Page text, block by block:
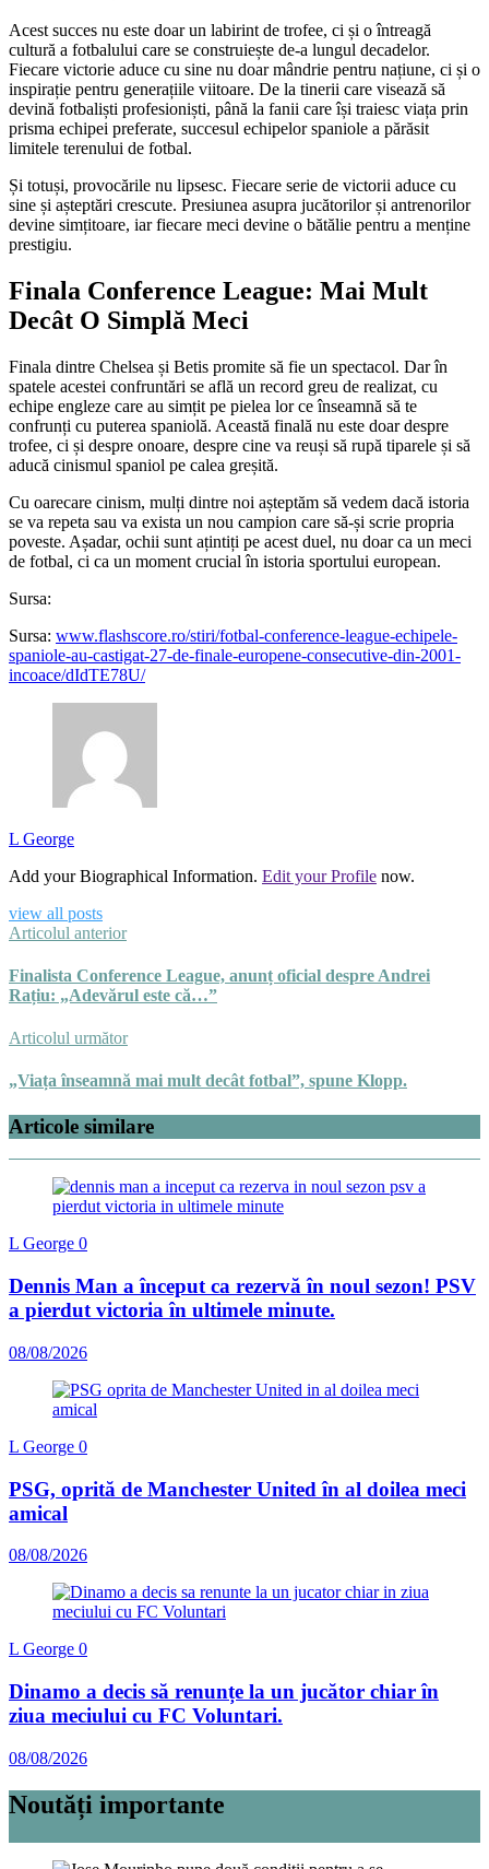
Acest succes nu este doar un labirint de trofee, ci și o întreagă
cultură a fotbalului care se construiește de-a lungul decadelor.
Fiecare victorie aduce cu sine nu doar mândrie pentru națiune, ci și o
inspirație pentru generațiile viitoare. De la tinerii care visează să
devină fotbaliști profesioniști, până la fanii care își traiesc viața prin
prisma echipei preferate, succesul echipelor spaniole a părăsit
limitele terenului de fotbal.
Și totuși, provocările nu lipsesc. Fiecare serie de victorii aduce cu
sine și așteptări crescute. Presiunea asupra jucătorilor și antrenorilor
devine simțitoare, iar fiecare meci devine o bătălie pentru a menține
prestigiu.
Finala Conference League: Mai Mult
Decât O Simplă Meci
Finala dintre Chelsea și Betis promite să fie un spectacol. Dar în
spatele acestei confruntări se află un record greu de realizat, cu
echipe engleze care au simțit pe pielea lor ce înseamnă să te
confrunți cu puterea spaniolă. Această finală nu este doar despre
trofee, ci și despre onoare, despre cine va reuși să rupă tiparele și să
aducă cinismul spaniol pe calea greșită.
Cu oarecare cinism, mulți dintre noi așteptăm să vedem dacă istoria
se va repeta sau va exista un nou campion care să-și scrie propria
poveste. Așadar, ochii sunt ațintiți pe acest duel, nu doar ca un meci
de fotbal, ci ca un moment crucial în istoria sportului european.
Sursa:
Sursa: www.flashscore.ro/stiri/fotbal-conference-league-echipele-
spaniole-au-castigat-27-de-finale-europene-consecutive-din-2001-
incoace/dIdTE78U/
L George
Add your Biographical Information. Edit your Profile now.
view all posts
Articolul anterior
Finalista Conference League, anunț oficial despre Andrei
Rațiu: „Adevărul este că…”
Articolul următor
„Viața înseamnă mai mult decât fotbal”, spune Klopp.
Articole similare
L George 0
Dennis Man a început ca rezervă în noul sezon! PSV
a pierdut victoria în ultimele minute.
08/08/2026
L George 0
PSG, oprită de Manchester United în al doilea meci
amical
08/08/2026
L George 0
Dinamo a decis să renunțe la un jucător chiar în
ziua meciului cu FC Voluntari.
08/08/2026
Noutăți importante